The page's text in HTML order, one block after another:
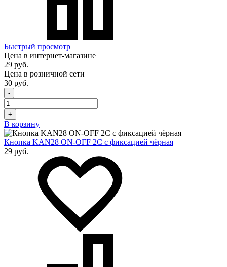
Быстрый просмотр
Цена в интернет-магазине
29 руб.
Цена в розничной сети
30 руб.
-
+
В корзину
Кнопка KAN28 ON-OFF 2C с фиксацией чёрная
29 руб.